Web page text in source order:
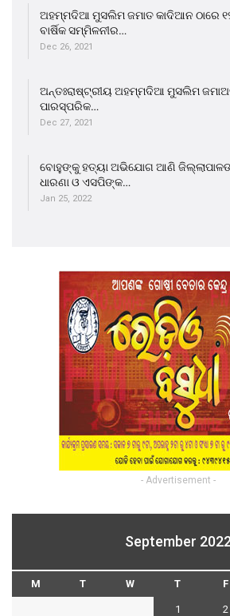
ଅହମ୍ମଦିଆ ମୁସଲିମ ଜମାତ କାଦିଆନ ଠାରେ
ବାର୍ଷିକ ସମ୍ମିଳନୀର…
Dec 26, 2021
ଅନ୍ତଃରାଷ୍ଟ୍ରୀୟ ଅହମ୍ମଦିଆ ମୁସଲିମ
ପାରସ୍ପରିକ…
Dec 27, 2021
ବୋହୁଙ୍କୁ ହତ୍ୟା ଅଭିଯୋଗ ଆଣି
ଧାରଣା ଓ ଏସପିଙ୍କ…
Jan 25, 2022
- Advertisement -
September
M T W T F
1 2